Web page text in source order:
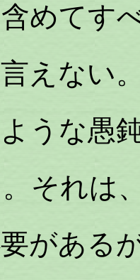
めてす
えない
うな愚
それは
がある